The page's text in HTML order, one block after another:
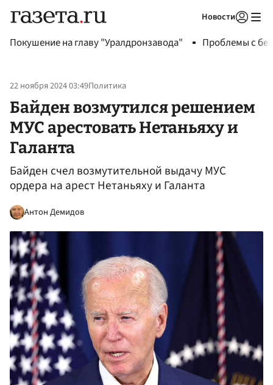
Новости
Покушение на главу "Уралдронзавода" Проблемы с
22 ноября 2024 03:49Политика
Байден возмутился решением
МУС арестовать Нетаньяху и
Галанта
Байден счел возмутительной выдачу МУС
ордера на арест Нетаньяху и Галанта
Антон Демидов